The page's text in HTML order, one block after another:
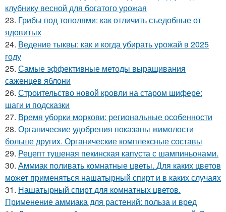
клубнику весной для богатого урожая
23. Грибы под тополями: как отличить съедобные от
ядовитых
24. Ведение тыквы: как и когда убирать урожай в 2025
году
25. Самые эффективные методы выращивания
саженцев яблони
26. Строительство новой кровли на старом шифере:
шаги и подсказки
27. Время уборки моркови: региональные особенности
28. Органические удобрения показаны жимолости
больше других. Органические комплексные составы
29. Рецепт тушеная пекинская капуста с шампиньонами.
30. Аммиак поливать комнатные цветы. Для каких цветов
может применяться нашатырный спирт и в каких случаях
31. Нашатырный спирт для комнатных цветов.
Применение аммиака для растений: польза и вред